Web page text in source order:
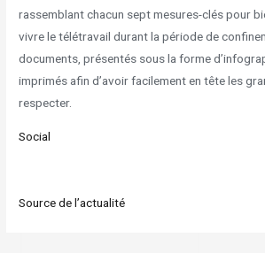
rassemblant chacun sept mesures-clés pour
vivre le télétravail durant la période de
documents, présentés sous la forme
imprimés afin d’avoir facilement en tête les
respecter.
Social
Source de l’actualité